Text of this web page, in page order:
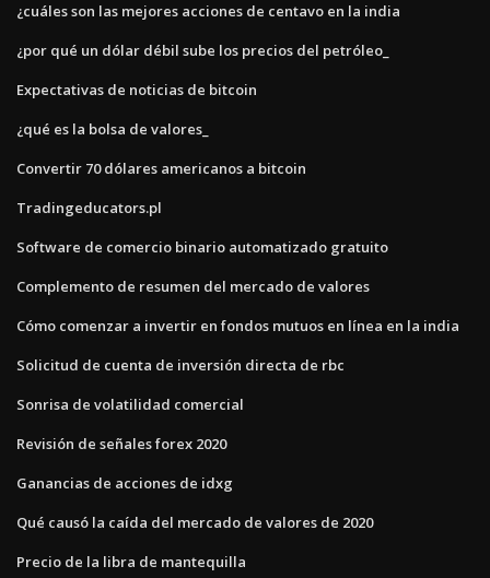
¿cuáles son las mejores acciones de centavo en la india
¿por qué un dólar débil sube los precios del petróleo_
Expectativas de noticias de bitcoin
¿qué es la bolsa de valores_
Convertir 70 dólares americanos a bitcoin
Tradingeducators.pl
Software de comercio binario automatizado gratuito
Complemento de resumen del mercado de valores
Cómo comenzar a invertir en fondos mutuos en línea en la india
Solicitud de cuenta de inversión directa de rbc
Sonrisa de volatilidad comercial
Revisión de señales forex 2020
Ganancias de acciones de idxg
Qué causó la caída del mercado de valores de 2020
Precio de la libra de mantequilla